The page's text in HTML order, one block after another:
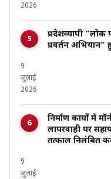
2026
प्रदेशव्यापी
प्रवर्तन
9
जुलाई
2026
निर्माण कार्यों में
लापरवाही पर
तत्काल निलंबित
9
जुलाई